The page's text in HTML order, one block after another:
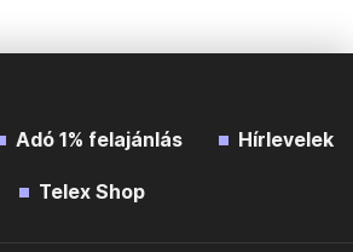
Adó 1% felajánlás Hírlevelek
Telex Shop